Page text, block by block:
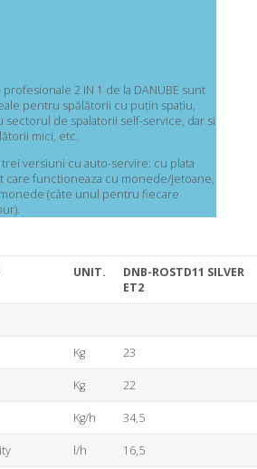
profesionale 2 IN 1 de la DANUBE sunt
pentru spălătorii cu puțin spațiu,
sectorul de spalatorii self-service, dar si
mici, etc.
trei versiuni cu auto-servire: cu plata
care functioneaza cu monede/jetoane,
(câte unul pentru fiecare
UNIT.
DNB-ROSTD11 SILVER
ET2
Kg 23
Kg 22
Kg/h 34,5
l/h 16,5